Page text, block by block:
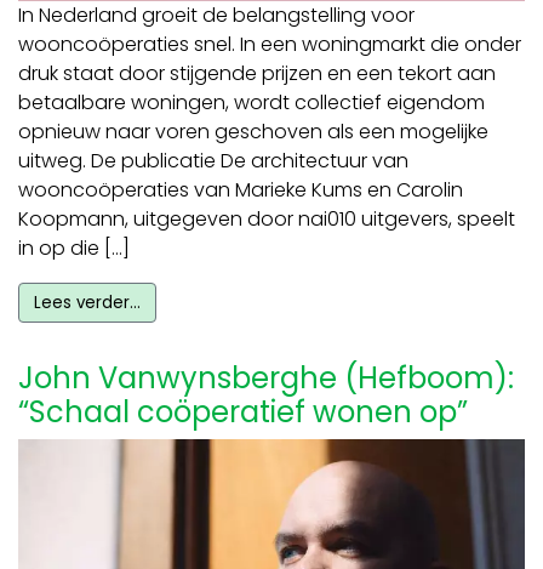
In Nederland groeit de belangstelling voor
wooncoöperaties snel. In een woningmarkt die onder
druk staat door stijgende prijzen en een tekort aan
betaalbare woningen, wordt collectief eigendom
opnieuw naar voren geschoven als een mogelijke
uitweg. De publicatie De architectuur van
wooncoöperaties van Marieke Kums en Carolin
Koopmann, uitgegeven door nai010 uitgevers, speelt
in op die […]
Lees verder…
John Vanwynsberghe (Hefboom):
“Schaal coöperatief wonen op”